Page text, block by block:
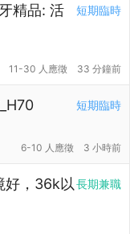
短期臨時
精品: 活
11-30 人應徵 33 分鐘前
短期臨時
6-10 人應徵 3 小時前
長期兼職
好，36k以